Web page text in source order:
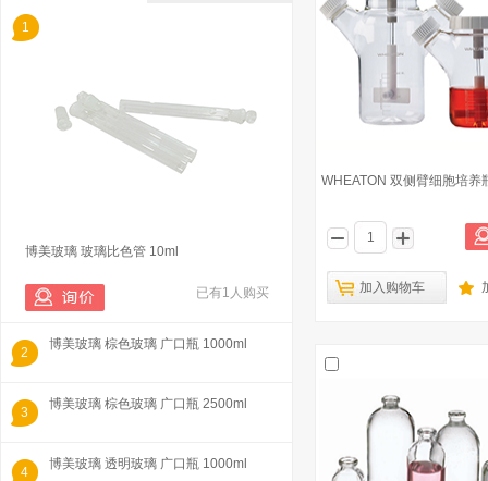
1
博美玻璃 玻璃比色管 10ml
已有1人购买
2
博美玻璃 棕色玻璃 广口瓶 1000ml
3
博美玻璃 棕色玻璃 广口瓶 2500ml
4
博美玻璃 透明玻璃 广口瓶 1000ml
WHEATON 双侧臂细胞培养
加入购物车